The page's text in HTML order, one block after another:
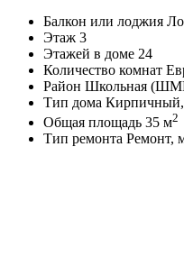
Балкон или лоджия
Этаж 3
Этажей в доме 24
Количество комнат
Район Школьная
Тип дома
Общая площадь 35 м2
Тип ремонта Ремонт,